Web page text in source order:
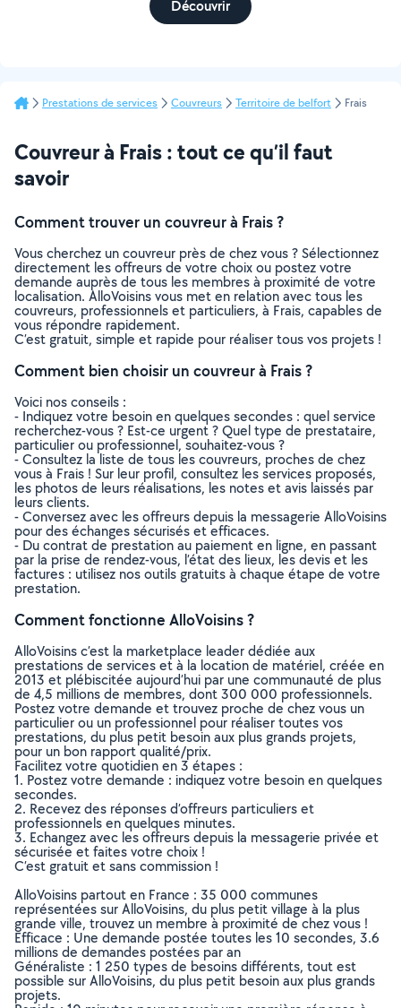
Découvrir
Prestations de services Couvreurs Territoire de belfort Frais
Couvreur à Frais : tout ce qu’il faut
savoir
Comment trouver un couvreur à Frais ?
Vous cherchez un couvreur près de chez vous ? Sélectionnez
directement les offreurs de votre choix ou postez votre
demande auprès de tous les membres à proximité de votre
localisation. AlloVoisins vous met en relation avec tous les
couvreurs, professionnels et particuliers, à Frais, capables de
vous répondre rapidement.
C’est gratuit, simple et rapide pour réaliser tous vos projets !
Comment bien choisir un couvreur à Frais ?
Voici nos conseils :
- Indiquez votre besoin en quelques secondes : quel service
recherchez-vous ? Est-ce urgent ? Quel type de prestataire,
particulier ou professionnel, souhaitez-vous ?
- Consultez la liste de tous les couvreurs, proches de chez
vous à Frais ! Sur leur profil, consultez les services proposés,
les photos de leurs réalisations, les notes et avis laissés par
leurs clients.
- Conversez avec les offreurs depuis la messagerie AlloVoisins
pour des échanges sécurisés et efficaces.
- Du contrat de prestation au paiement en ligne, en passant
par la prise de rendez-vous, l’état des lieux, les devis et les
factures : utilisez nos outils gratuits à chaque étape de votre
prestation.
Comment fonctionne AlloVoisins ?
AlloVoisins c’est la marketplace leader dédiée aux
prestations de services et à la location de matériel, créée en
2013 et plébiscitée aujourd’hui par une communauté de plus
de 4,5 millions de membres, dont 300 000 professionnels.
Postez votre demande et trouvez proche de chez vous un
particulier ou un professionnel pour réaliser toutes vos
prestations, du plus petit besoin aux plus grands projets,
pour un bon rapport qualité/prix.
Facilitez votre quotidien en 3 étapes :
1. Postez votre demande : indiquez votre besoin en quelques
secondes.
2. Recevez des réponses d’offreurs particuliers et
professionnels en quelques minutes.
3. Echangez avec les offreurs depuis la messagerie privée et
sécurisée et faites votre choix !
C’est gratuit et sans commission !
AlloVoisins partout en France : 35 000 communes
représentées sur AlloVoisins, du plus petit village à la plus
grande ville, trouvez un membre à proximité de chez vous !
Efficace : Une demande postée toutes les 10 secondes, 3.6
millions de demandes postées par an
Généraliste : 1 250 types de besoins différents, tout est
possible sur AlloVoisins, du plus petit besoin aux plus grands
projets.